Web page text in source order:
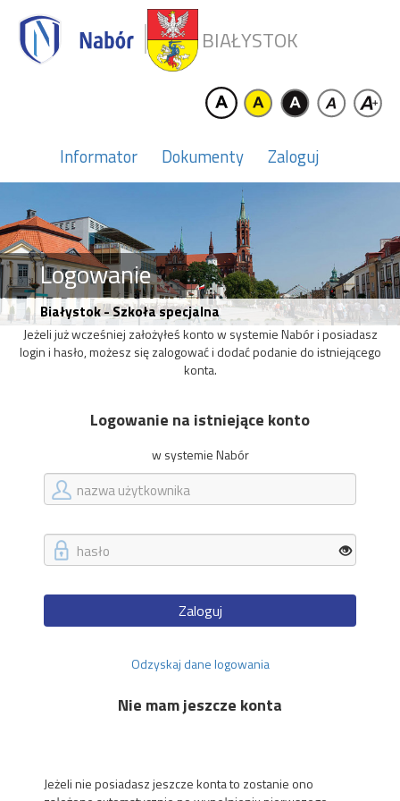
BIAŁYSTOK
Informator Dokumenty Zaloguj
Logowanie
Białystok - Szkoła specjalna
Jeżeli już wcześniej założyłeś konto w systemie Nabór i posiadasz
login i hasło, możesz się zalogować i dodać podanie do istniejącego
konta.
Logowanie na istniejące konto
w systemie Nabór
Zaloguj
Odzyskaj dane logowania
Nie mam jeszcze konta
Jeżeli nie posiadasz jeszcze konta to zostanie ono